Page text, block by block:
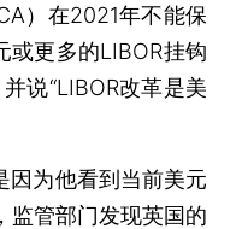
）在2021年不能保
或更多的LIBOR挂钩
说“LIBOR改革是美
为他看到当前美元
监管部门发现英国的